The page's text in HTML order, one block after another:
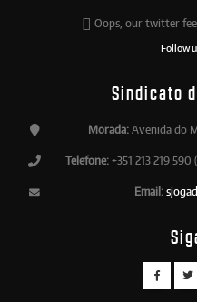
Oops, our twitter
Follow
Sindicato
Morada:Avenida do
Telefone: +351 213 219
Email: